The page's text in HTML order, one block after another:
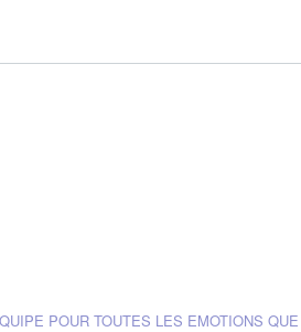
POUR TOUTES LES EMOTIONS